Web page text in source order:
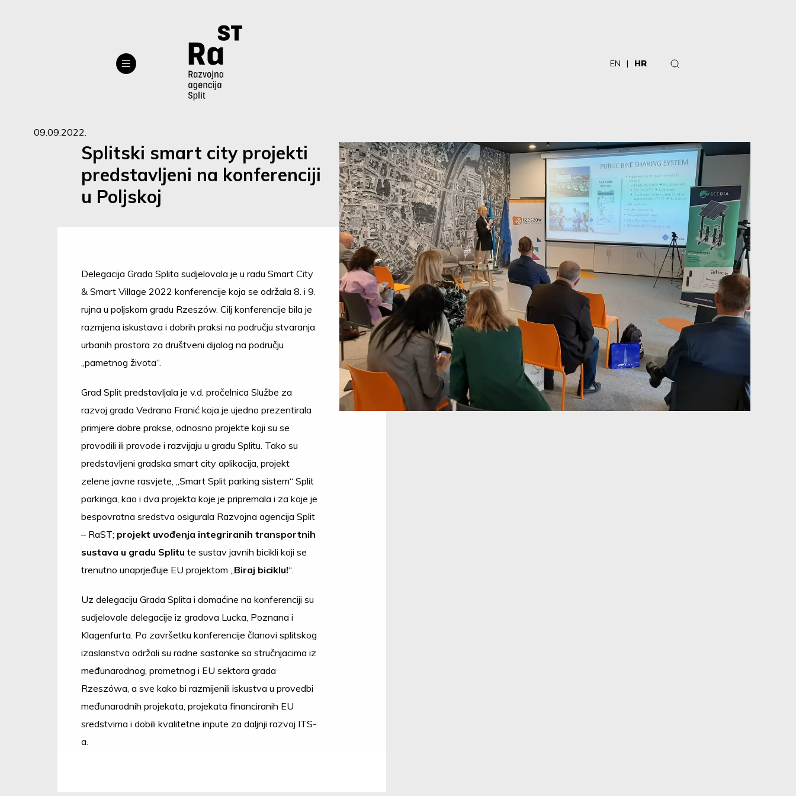
EN HR
09.09.2022.
Splitski smart city projekti
predstavljeni na konferenciji
u Poljskoj
Delegacija Grada Splita sudjelovala je u radu Smart City
& Smart Village 2022 konferencije koja se održala 8. i 9.
rujna u poljskom gradu Rzeszów. Cilj konferencije bila je
razmjena iskustava i dobrih praksi na području stvaranja
urbanih prostora za društveni dijalog na području
„pametnog života“.
Grad Split predstavljala je v.d. pročelnica Službe za
razvoj grada Vedrana Franić koja je ujedno prezentirala
primjere dobre prakse, odnosno projekte koji su se
provodili ili provode i razvijaju u gradu Splitu. Tako su
predstavljeni gradska smart city aplikacija, projekt
zelene javne rasvjete, „Smart Split parking sistem“ Split
parkinga, kao i dva projekta koje je pripremala i za koje je
bespovratna sredstva osigurala Razvojna agencija Split
– RaST; projekt uvođenja integriranih transportnih
sustava u gradu Splitu te sustav javnih bicikli koji se
trenutno unaprjeđuje EU projektom „Biraj biciklu!“.
Uz delegaciju Grada Splita i domaćine na konferenciji su
sudjelovale delegacije iz gradova Lucka, Poznana i
Klagenfurta. Po završetku konferencije članovi splitskog
izaslanstva održali su radne sastanke sa stručnjacima iz
međunarodnog, prometnog i EU sektora grada
Rzeszówa, a sve kako bi razmijenili iskustva u provedbi
međunarodnih projekata, projekata financiranih EU
sredstvima i dobili kvalitetne inpute za daljnji razvoj ITS-
a.